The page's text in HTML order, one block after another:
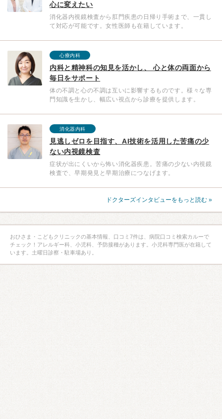
心に変えたい
消化器内視鏡検査から肛門疾患の日帰り手術まで、一貫し
て対応が可能です。女性医師も在籍しています。
心療内科
内科と精神科の知見を活かし、 心と体の両面から
毎日をサポート
体の不調と心の不調は互いに影響するものです。様々な専
門知識を生かし、幅広い視点から診療を提供します。
消化器内科
見逃しゼロを目指す、AI技術を活用した苦痛の少
ない内視鏡検査
症状が出にくいから怖い消化器疾患。苦痛の少ない内視鏡
検査で、早期発見と早期治療につなげます。
ドクターズインタビューをもっと読む »
おひさま・こどもクリニックの基本情報、口コミ7件は、病院口コミ検索カルーで
チェック！アレルギー科、小児科、予防接種があります。小児科専門医が在籍して
います。土曜日診察・駐車場あり。